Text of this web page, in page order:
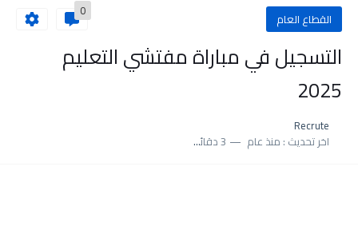
القطاع العام 0
التسجيل في مباراة مفتشي التعليم
2025
Recrute
اخر تحديث : منذ عام 3 دقائق للقراءة